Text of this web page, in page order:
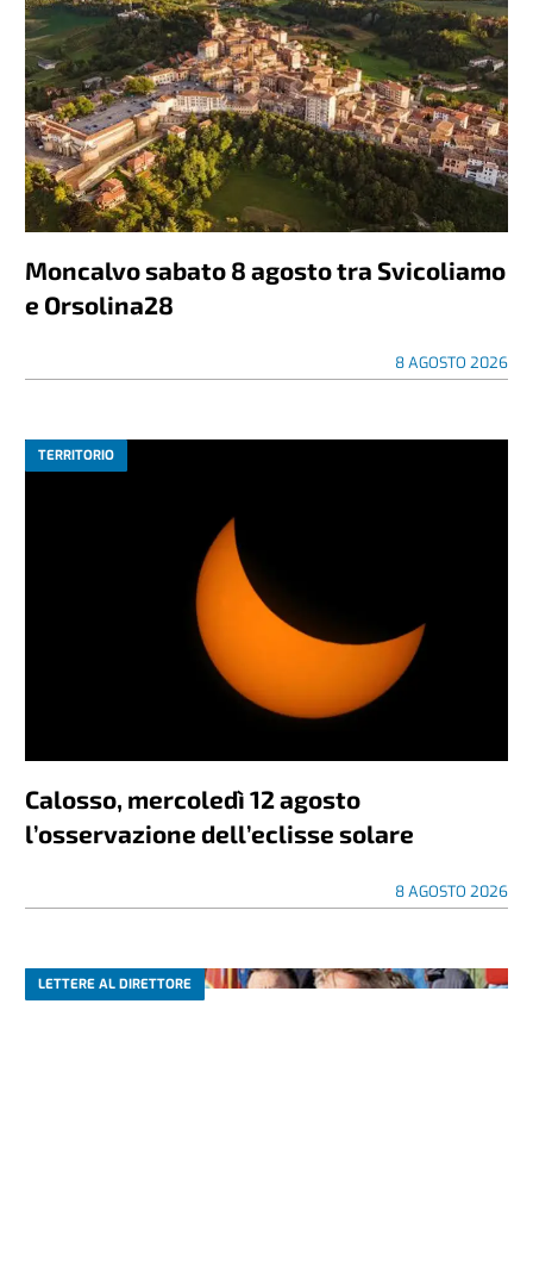
Moncalvo sabato 8 agosto tra Svicoliamo
e Orsolina28
8 AGOSTO 2026
TERRITORIO
Calosso, mercoledì 12 agosto
l’osservazione dell’eclisse solare
8 AGOSTO 2026
LETTERE AL DIRETTORE